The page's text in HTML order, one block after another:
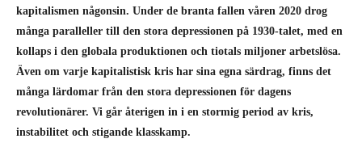
kapitalismen någonsin. Under de branta fallen våren 2020 drog
många paralleller till den stora depressionen på 1930-talet, med en
kollaps i den globala produktionen och tiotals miljoner arbetslösa.
Även om varje kapitalistisk kris har sina egna särdrag, finns det
många lärdomar från den stora depressionen för dagens
revolutionärer. Vi går återigen in i en stormig period av kris,
instabilitet och stigande klasskamp.